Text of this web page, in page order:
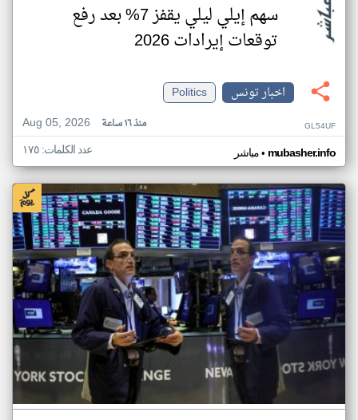
سهم إيلي ليلي يقفز 7% بعد رفع
توقعات إيرادات 2026
اخبار تونس
Politics
Aug 05, 2026
منذ ١٦ ساعة GL54UF
مباشر• mubasher.info عدد الكلمات: ١٧٥